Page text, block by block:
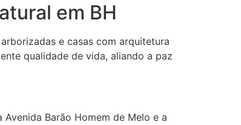
em BH
e casas com arquitetura
qualidade de vida, aliando a paz
Barão Homem de Melo e a